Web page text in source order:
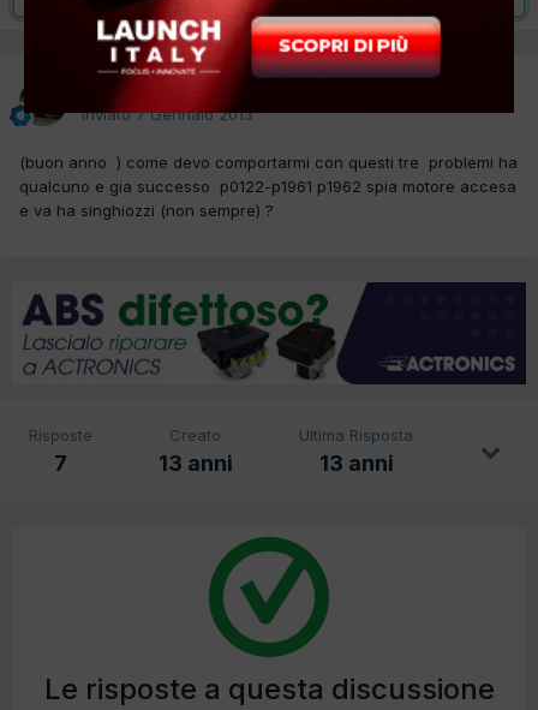
coppi
Inviato7 Gennaio 2013
(buon anno ) come devo comportarmi con questi tre problemi ha
qualcuno e gia successo p0122-p1961 p1962 spia motore accesa
e va ha singhiozzi (non sempre) ?
Risposte
7
Creato
13 anni
Ultima Risposta
13 anni
Le risposte a questa discussione